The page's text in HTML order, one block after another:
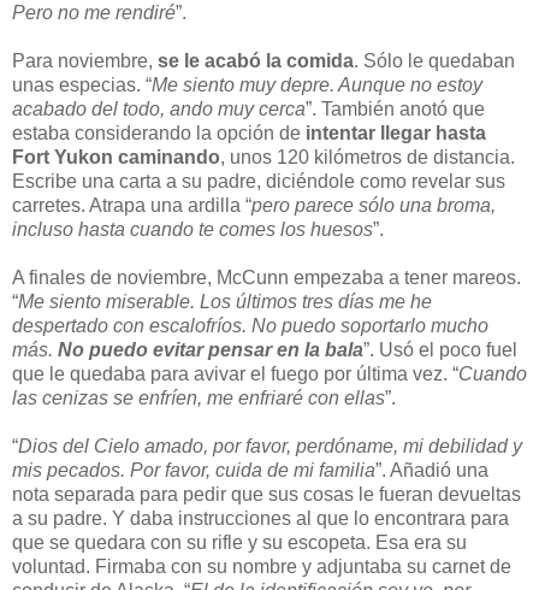
Pero no me rendiré”.
Para noviembre, se le acabó la comida. Sólo le quedaban
unas especias. “Me siento muy depre. Aunque no estoy
acabado del todo, ando muy cerca”. También anotó que
estaba considerando la opción de intentar llegar hasta
Fort Yukon caminando, unos 120 kilómetros de distancia.
Escribe una carta a su padre, diciéndole como revelar sus
carretes. Atrapa una ardilla “pero parece sólo una broma,
incluso hasta cuando te comes los huesos”.
A finales de noviembre, McCunn empezaba a tener mareos.
“Me siento miserable. Los últimos tres días me he
despertado con escalofríos. No puedo soportarlo mucho
más. No puedo evitar pensar en la bala”. Usó el poco fuel
que le quedaba para avivar el fuego por última vez. “Cuando
las cenizas se enfríen, me enfriaré con ellas”.
“Dios del Cielo amado, por favor, perdóname, mi debilidad y
mis pecados. Por favor, cuida de mi familia”. Añadió una
nota separada para pedir que sus cosas le fueran devueltas
a su padre. Y daba instrucciones al que lo encontrara para
que se quedara con su rifle y su escopeta. Esa era su
voluntad. Firmaba con su nombre y adjuntaba su carnet de